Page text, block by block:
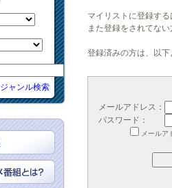
ジャンル検索
マイリストに登録す
また登録をされてな
登録済みの方は、以
メールアドレス：
パスワード：
メールア